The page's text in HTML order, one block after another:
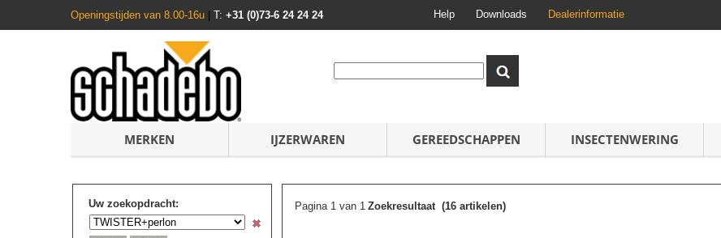
Openingstijden van 8.00-16u T: +31 (0)73-6 24 24 24 Help Downloads Dealerinformatie
MERKEN IJZERWAREN GEREEDSCHAPPEN INSECTENWERING
Uw zoekopdracht: Pagina 1 van 1Zoekresultaat (16 artikelen)